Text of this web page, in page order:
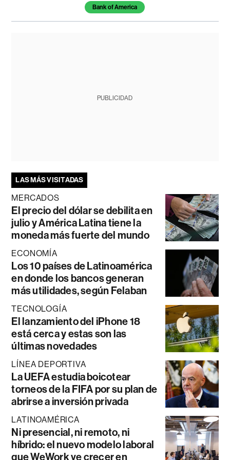
Bank of America
PUBLICIDAD
LAS MÁS VISITADAS
MERCADOS
El precio del dólar se debilita en
julio y América Latina tiene la
moneda más fuerte del mundo
ECONOMÍA
Los 10 países de Latinoamérica
en donde los bancos generan
más utilidades, según Felaban
TECNOLOGÍA
El lanzamiento del iPhone 18
está cerca y estas son las
últimas novedades
LÍNEA DEPORTIVA
La UEFA estudia boicotear
torneos de la FIFA por su plan de
abrirse a inversión privada
LATINOAMÉRICA
Ni presencial, ni remoto, ni
híbrido: el nuevo modelo laboral
que WeWork ve crecer en